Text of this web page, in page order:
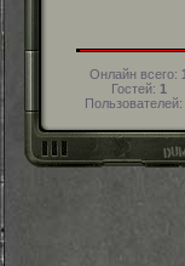
Онлайн всего: 1
Гостей: 1
Пользователей: